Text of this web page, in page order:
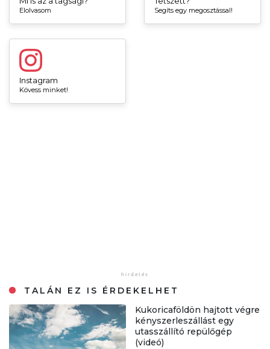
Elolvasom Segíts egy megosztással!
Instagram
Kövess minket!
TALÁN EZ IS ÉRDEKELHET
Kukoricaföldön hajtott végre
kényszerleszállást egy
utasszállító repülőgép
(videó)